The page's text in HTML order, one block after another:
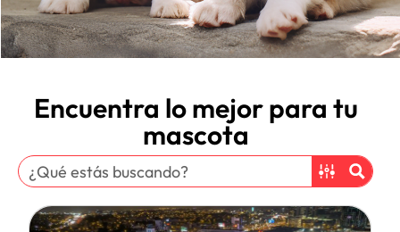
Encuentra lo mejor para tu
mascota